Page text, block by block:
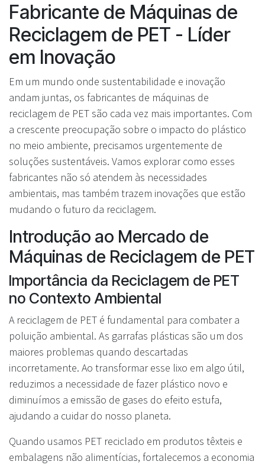
Fabricante de Máquinas de
Reciclagem de PET - Líder
em Inovação
Em um mundo onde sustentabilidade e inovação
andam juntas, os fabricantes de máquinas de
reciclagem de PET são cada vez mais importantes. Com
a crescente preocupação sobre o impacto do plástico
no meio ambiente, precisamos urgentemente de
soluções sustentáveis. Vamos explorar como esses
fabricantes não só atendem às necessidades
ambientais, mas também trazem inovações que estão
mudando o futuro da reciclagem.
Introdução ao Mercado de
Máquinas de Reciclagem de PET
Importância da Reciclagem de PET
no Contexto Ambiental
A reciclagem de PET é fundamental para combater a
poluição ambiental. As garrafas plásticas são um dos
maiores problemas quando descartadas
incorretamente. Ao transformar esse lixo em algo útil,
reduzimos a necessidade de fazer plástico novo e
diminuímos a emissão de gases do efeito estufa,
ajudando a cuidar do nosso planeta.
Quando usamos PET reciclado em produtos têxteis e
embalagens não alimentícias, fortalecemos a economia